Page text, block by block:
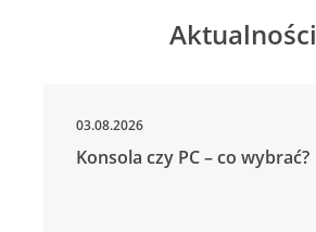
Aktualności
03.08.2026
Konsola czy PC – co wybrać?